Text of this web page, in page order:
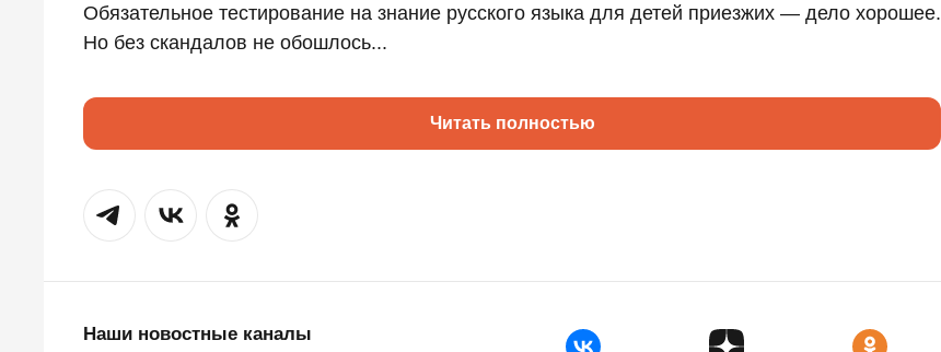
Обязательное тестирование на знание русского языка для детей приезжих — дело хорошее.
Но без скандалов не обошлось...
Читать полностью
Наши новостные каналы